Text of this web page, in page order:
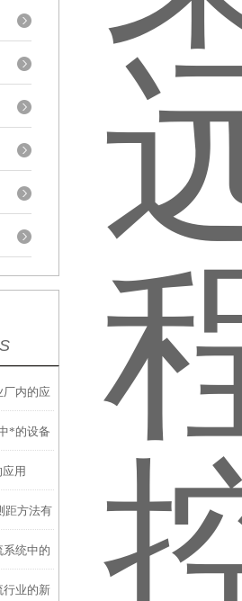
厂内的应
*的设备
用
距方法有
系统中的
行业的新